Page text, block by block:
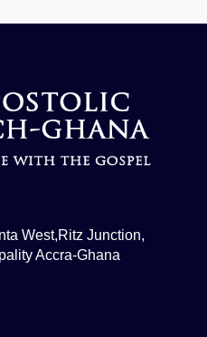
West,Ritz Junction,
Accra-Ghana